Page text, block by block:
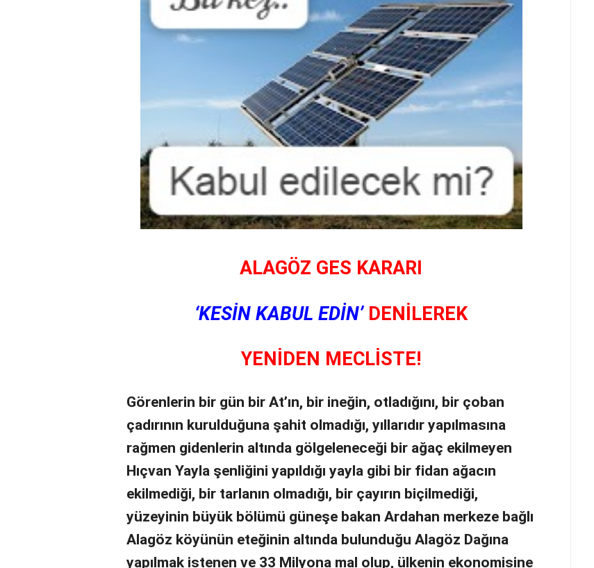
ALAGÖZ GES KARARI
‘KESİN KABUL EDİN’DENİLEREK
YENİDEN MECLİSTE!
Görenlerin bir gün bir At’ın, bir ineğin, otladığını, bir çoban
çadırının kurulduğuna şahit olmadığı, yıllarıdır yapılmasına
rağmen gidenlerin altında gölgeleneceği bir ağaç ekilmeyen
Hıçvan Yayla şenliğini yapıldığı yayla gibi bir fidan ağacın
ekilmediği, bir tarlanın olmadığı, bir çayırın biçilmediği,
yüzeyinin büyük bölümü güneşe bakan Ardahan merkeze bağlı
Alagöz köyünün eteğinin altında bulunduğu Alagöz Dağına
yapılmak istenen ve 33 Milyona mal olup, ülkenin ekonomisine